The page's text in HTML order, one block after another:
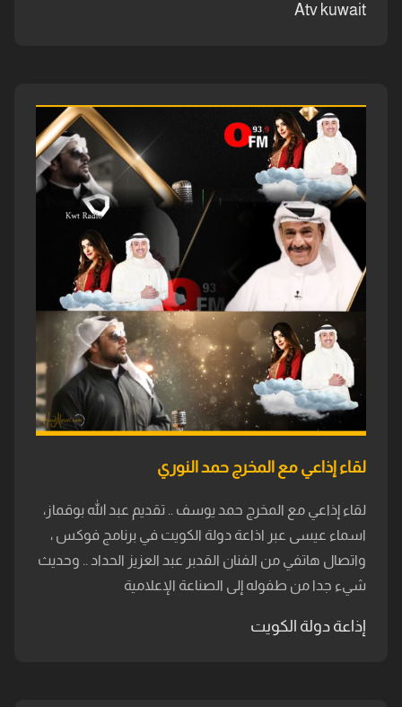
Atv kuwait
لقاء إذاعي مع المخرج حمد النوري
لقاء إذاعي مع المخرج حمد يوسف .. تقديم عبد الله بوقماز،
اسماء عيسى عبر اذاعة دولة الكويت في برنامج فوكس ،
واتصال هاتفي من الفنان القدبر عبد العزيز الحداد .. وحديث
شيء جدا من طفوله إلى الصناعة الإعلامية
إذاعة دولة الكويت